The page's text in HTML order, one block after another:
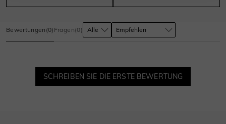
Bewertungen (0) Fragen(0)
SCHREIBEN SIE DIE ERSTE BEWERTUNG